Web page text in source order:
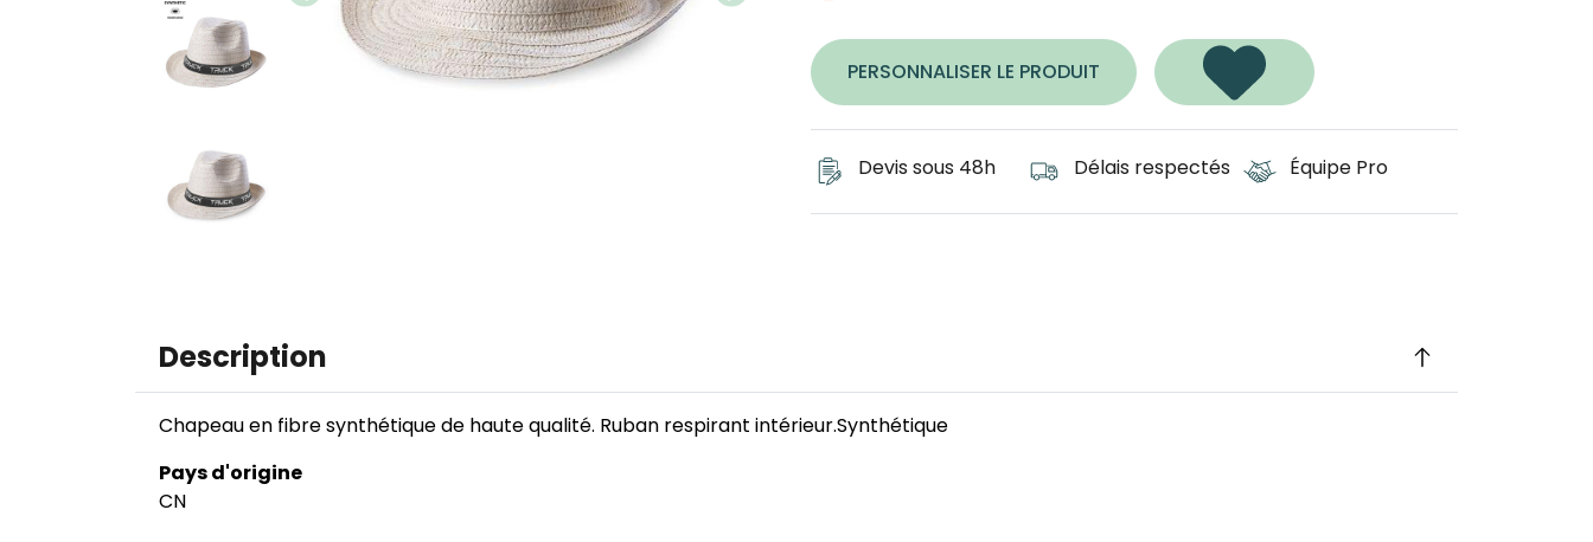
Image
PERSONNALISER LE PRODUIT
Devis sous 48h Délais respectés Équipe Pro
Description
Chapeau en fibre synthétique de haute qualité. Ruban respirant intérieur.Synthétique
Pays d'origine
CN